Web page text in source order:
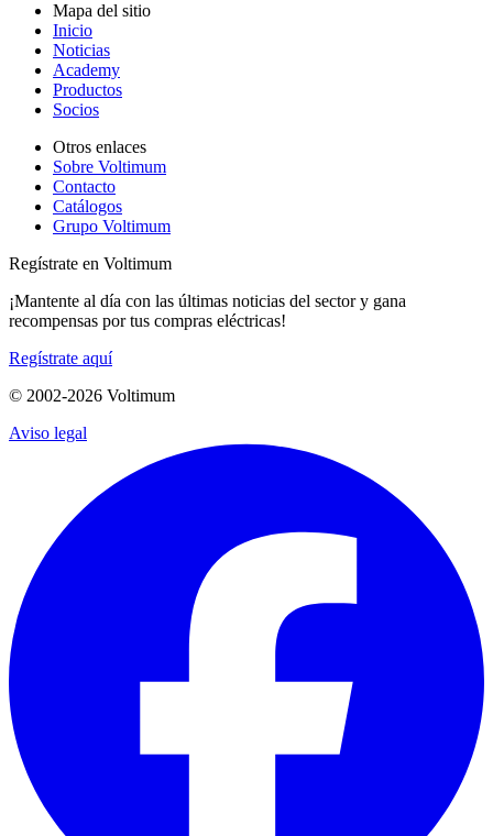
Mapa del sitio
Inicio
Noticias
Academy
Productos
Socios
Otros enlaces
Sobre Voltimum
Contacto
Catálogos
Grupo Voltimum
Regístrate en Voltimum
¡Mantente al día con las últimas noticias del sector y gana
recompensas por tus compras eléctricas!
Regístrate aquí
© 2002-2026 Voltimum
Aviso legal